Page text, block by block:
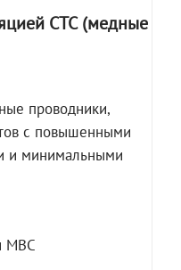
СТС (медные
проводники,
с повышенными
и минимальными
МВС